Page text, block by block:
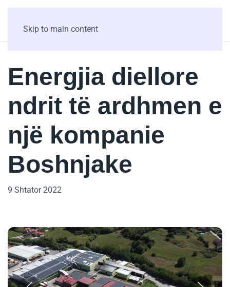
Skip to main content
Energjia diellore
ndrit të ardhmen e
një kompanie
Boshnjake
9 Shtator 2022